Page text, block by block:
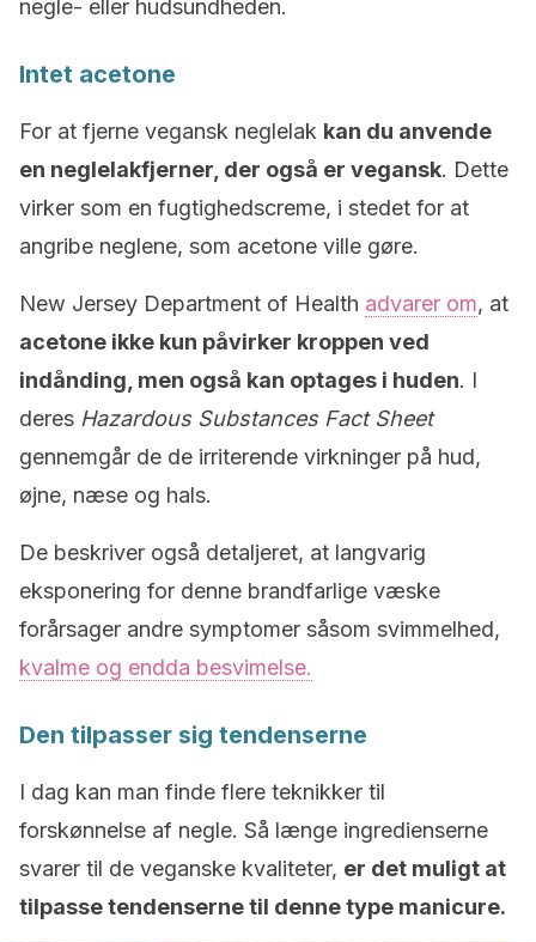
negle- eller hudsundheden.
Intet acetone
For at fjerne vegansk neglelak kan du anvende
en neglelakfjerner, der også er vegansk. Dette
virker som en fugtighedscreme, i stedet for at
angribe neglene, som acetone ville gøre.
New Jersey Department of Health advarer om, at
acetone ikke kun påvirker kroppen ved
indånding, men også kan optages i huden. I
deres Hazardous Substances Fact Sheet
gennemgår de de irriterende virkninger på hud,
øjne, næse og hals.
De beskriver også detaljeret, at langvarig
eksponering for denne brandfarlige væske
forårsager andre symptomer såsom svimmelhed,
kvalme og endda besvimelse.
Den tilpasser sig tendenserne
I dag kan man finde flere teknikker til
forskønnelse af negle. Så længe ingredienserne
svarer til de veganske kvaliteter, er det muligt at
tilpasse tendenserne til denne type manicure.